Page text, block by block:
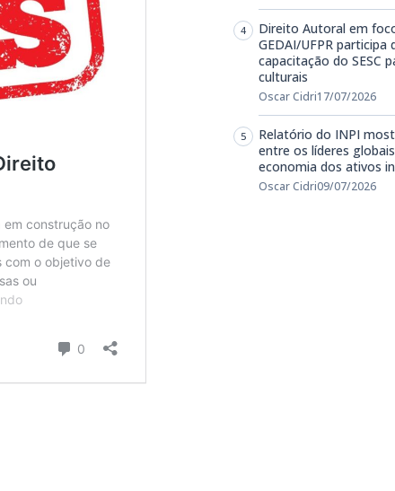
Direito Autoral em
GEDAI/UFPR participa
capacitação do SESC
culturais
Oscar Cidri17/07/2026
Relatório do INPI
entre os líderes
economia dos ativos
Oscar Cidri09/07/2026